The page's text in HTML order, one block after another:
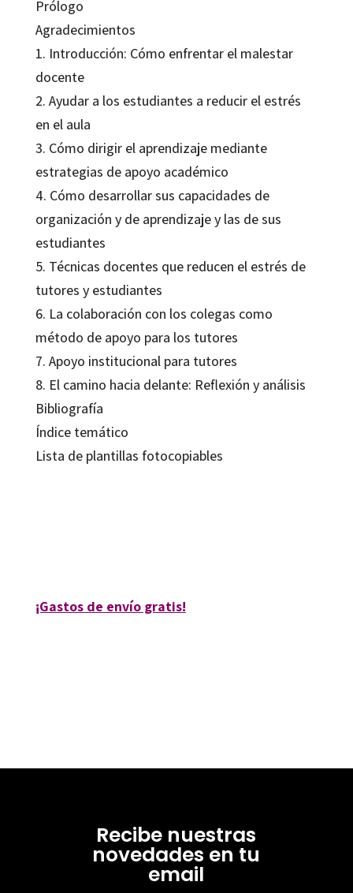
Prólogo
Agradecimientos
1. Introducción: Cómo enfrentar el malestar
docente
2. Ayudar a los estudiantes a reducir el estrés
en el aula
3. Cómo dirigir el aprendizaje mediante
estrategias de apoyo académico
4. Cómo desarrollar sus capacidades de
organización y de aprendizaje y las de sus
estudiantes
5. Técnicas docentes que reducen el estrés de
tutores y estudiantes
6. La colaboración con los colegas como
método de apoyo para los tutores
7. Apoyo institucional para tutores
8. El camino hacia delante: Reflexión y análisis
Bibliografía
Índice temático
Lista de plantillas fotocopiables
¡Gastos de envío gratis!
Recibe nuestras
novedades en tu
email